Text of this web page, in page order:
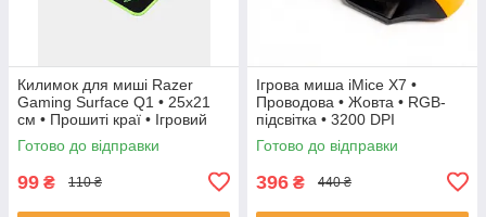
Килимок для миші Razer
Gaming Surface Q1 • 25x21
см • Прошиті краї • Ігровий
антистатик
Готово до відправки
99 ₴ 110 ₴
Ігрова миша iMice X7 •
Проводова • Жовта • RGB-
підсвітка • 3200 DPI
Готово до відправки
396 ₴ 440 ₴